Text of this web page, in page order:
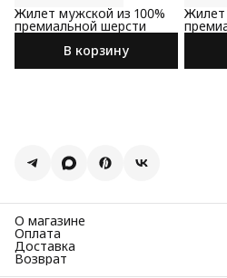
Жилет мужской из 100%
премиальной шерсти
В корзину
Жилет
О магазине
Оплата
Доставка
Возврат